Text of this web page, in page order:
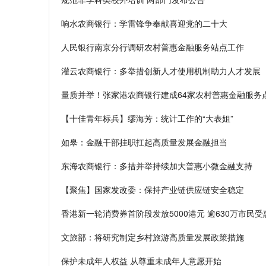
响水农商银行：学雷锋争奉献喜迎党的二十大
人民银行南京分行调研农村普惠金融服务站点工作
灌云农商银行：多举措创新人才使用机制助力人才发展
量质并举！张家港农商银行建成64家农村普惠金融服务
【十佳青年标兵】缪海芳：统计工作的“大表姐”
如皋：金融干部挂职扛起高质量发展金融担当
东海农商银行：多措并举持续加大普惠小微金融支持
【聚焦】国家发改委：保持产业链供应链安全稳定
香港新一轮消费券首阶段发放5000港元 逾630万市民受
文旅部：将研究制定乡村旅游高质量发展政策措施
保护未成年人权益 从尊重未成年人意愿开始